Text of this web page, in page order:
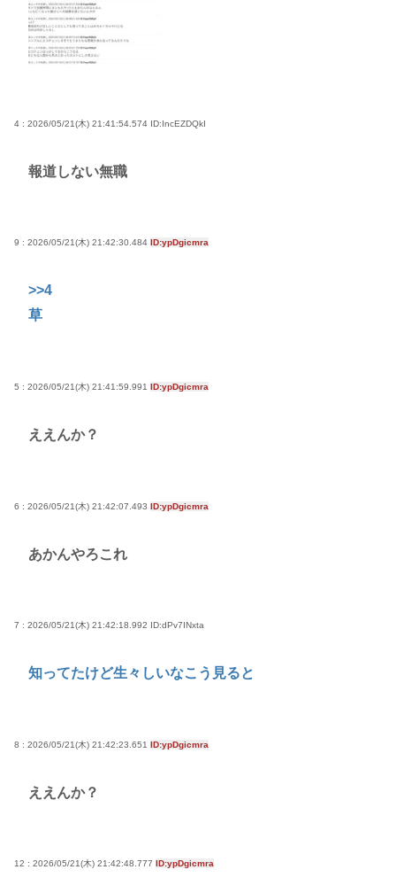
4 : 2026/05/21(木) 21:41:54.574 ID:IncEZDQkI
報道しない無職
9 : 2026/05/21(木) 21:42:30.484 ID:ypDgicmra
>>4
草
5 : 2026/05/21(木) 21:41:59.991 ID:ypDgicmra
ええんか？
6 : 2026/05/21(木) 21:42:07.493 ID:ypDgicmra
あかんやろこれ
7 : 2026/05/21(木) 21:42:18.992 ID:dPv7INxta
知ってたけど生々しいなこう見ると
8 : 2026/05/21(木) 21:42:23.651 ID:ypDgicmra
ええんか？
12 : 2026/05/21(木) 21:42:48.777 ID:ypDgicmra